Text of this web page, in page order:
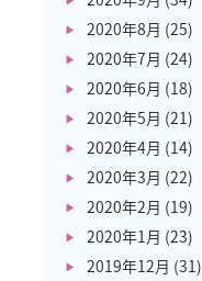
2020年8月 (25)
2020年7月 (24)
2020年6月 (18)
2020年5月 (21)
2020年4月 (14)
2020年3月 (22)
2020年2月 (19)
2020年1月 (23)
2019年12月 (31)